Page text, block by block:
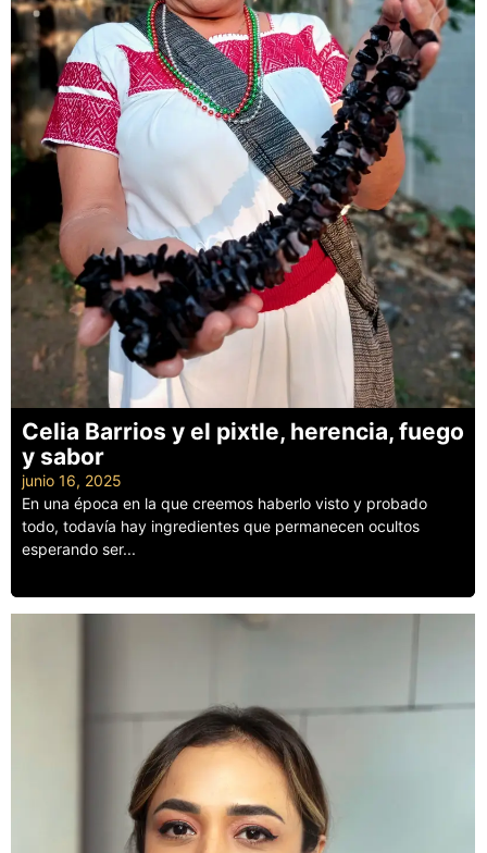
Celia Barrios y el pixtle, herencia, fuego
y sabor
junio 16, 2025
En una época en la que creemos haberlo visto y probado
todo, todavía hay ingredientes que permanecen ocultos
esperando ser...